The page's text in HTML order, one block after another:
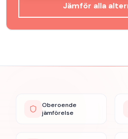
Jämför alla
Oberoende
jämförelse